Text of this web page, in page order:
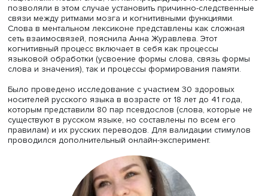
Ученые предлагают лучше изучить этот вопрос и найти
точные ответы на него. В частности, придавать
экспериментальный характер, направленный на
индивидуальных различий, моделировать оптимальное
расположение электродов по индивидуальным
характеристикам при одновременной записи ЭЭГ. При
необходимо найти связи как с переменными
с базовым уровнем функции пациентов.
Младший научный сотрудник Центра языка и мозга
Анна Журавлеварассказала о ТСПеТ — стимуляции
переменным током. При этой процедуре используют
электрическое воздействие различной частоты, и
колебания (ритмичная или повторяющаяся активность
центральной нервной системе) обеспечивают
работу разных функциональных структур мозга.